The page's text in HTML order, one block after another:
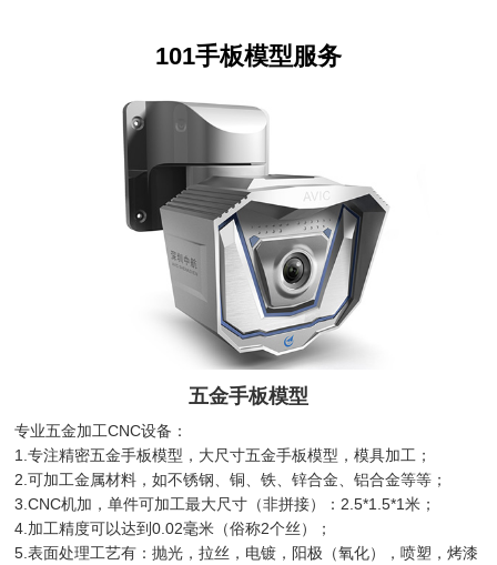
101手板模型服务
五金手板模型
专业五金加工CNC设备：
1.专注精密五金手板模型，大尺寸五金手板模型，模具加工；
2.可加工金属材料，如不锈钢、铜、铁、锌合金、铝合金等等；
3.CNC机加，单件可加工最大尺寸（非拼接）：2.5*1.5*1米；
4.加工精度可以达到0.02毫米（俗称2个丝）；
5.表面处理工艺有：抛光，拉丝，电镀，阳极（氧化），喷塑，烤漆